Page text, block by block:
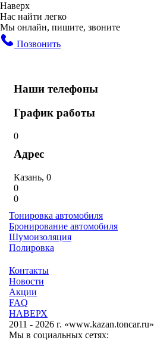
Наверх
Нас найти легко
Мы онлайн, пишите, звоните
Позвонить
Наши телефоны
График работы
0
Адрес
Казань, 0
0
0
Контакты
Новости
Акции
FAQ
НАВЕРХ
2011 - 2026 г. «www.kazan.toncar.ru»
Тонировка автомобиля
Бронирование автомобиля
Шумоизоляция
Полировка
Мы в социальных сетях: